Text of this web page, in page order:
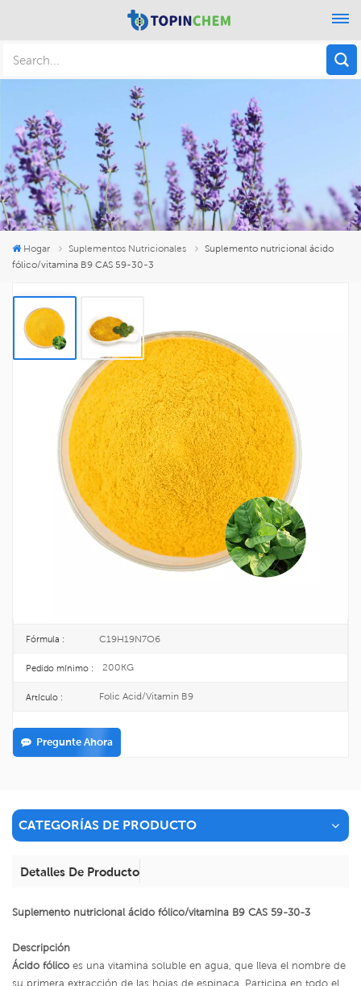
Hogar Suplementos Nutricionales
Suplemento nutricional ácido
fólico/vitamina B9 CAS 59-30-3
Suplemento Nutricional Ácido
Fólico/vitamina B9 CAS 59-30-3
El ácido fólico, también conocido como vitamina B9, es una vitamina
soluble en agua que promueve la maduración de las células inmaduras de la
médula ósea.
59-30-3
200-419-0
25KG/DRUM
Fórmula : C19H19N7O6
Pedido mínimo : 200KG
Artículo : Folic Acid/Vitamin B9
Pregunte Ahora
CATEGORÍAS DE PRODUCTO
Detalles De Producto
Suplemento nutricional ácido fólico/vitamina B9 CAS 59-30-3
Descripción
Ácido fólico es una vitamina soluble en agua, que lleva el nombre de
su primera extracción de las hojas de espinaca. Participa en todo el